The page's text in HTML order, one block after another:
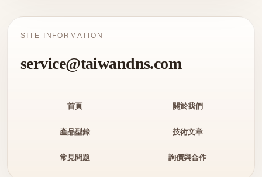
SITE INFORMATION
service@taiwandns.com
首頁 關於我們
產品型錄 技術文章
常見問題 詢價與合作